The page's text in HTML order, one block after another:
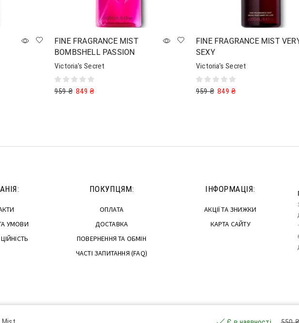
FINE FRAGRANCE MIST
BOMBSHELL PASSION
Victoria's Secret
959₴ 849₴
FINE FRAGRANCE MIST
SEXY
Victoria's Secret
959₴ 849₴
УМОВИ
ПОКУПЦЯМ:
ОПЛАТА
ДОСТАВКА
ПОВЕРНЕННЯ ТА ОБМІН
ЧАСТІ ЗАПИТАННЯ (FAQ)
ІНФОРМАЦІЯ:
АКЦІЇ ТА ЗНИЖКИ
КАРТА САЙТУ